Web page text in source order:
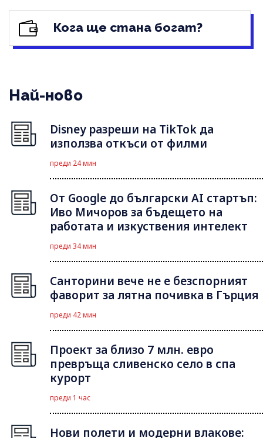
Кога ще стана богат?
Най-ново
Disney разреши на TikTok да
използва откъси от филми
преди 24 мин
От Google до български AI стартъп:
Иво Мичоров за бъдещето на
работата и изкуствения интелект
преди 34 мин
Санторини вече не е безспорният
фаворит за лятна почивка в Гърция
преди 42 мин
Проект за близо 7 млн. евро
превръща сливенско село в спа
курорт
преди 1 час
Нови полети и модерни влакове: